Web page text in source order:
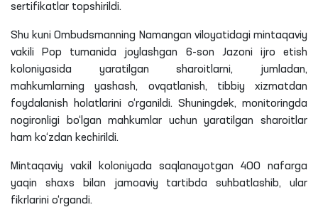
sertifikatlar topshirildi.
Shu kuni Ombudsmanning Namangan viloyatidagi mintaqaviy
vakili Pop tumanida joylashgan 6-son Jazoni ijro etish
koloniyasida yaratilgan sharoitlarni, jumladan,
mahkumlarning yashash, ovqatlanish, tibbiy xizmatdan
foydalanish holatlarini o‘rganildi. Shuningdek, monitoringda
nogironligi bo‘lgan mahkumlar uchun yaratilgan sharoitlar
ham ko‘zdan kechirildi.
Mintaqaviy vakil koloniyada saqlanayotgan 400 nafarga
yaqin shaxs bilan jamoaviy tartibda suhbatlashib, ular
fikrlarini o‘rgandi.